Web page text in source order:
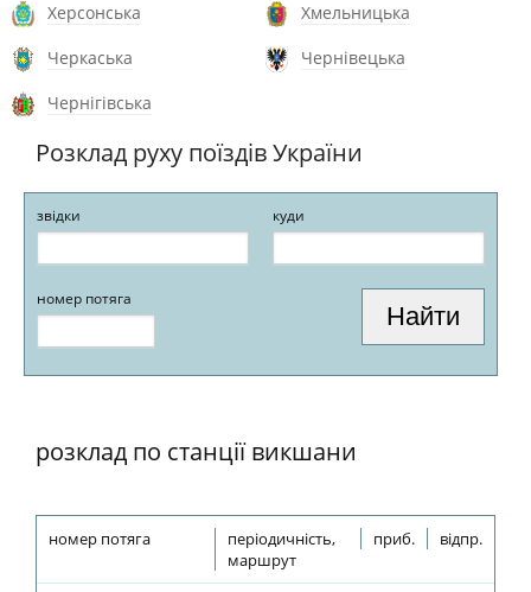
Херсонська
Хмельницька
Черкаська
Чернівецька
Чернігівська
Розклад руху поїздів України
звідки куди
номер потяга
розклад по станції викшани
номер потяга
періодичність,
маршрут
приб. відпр.